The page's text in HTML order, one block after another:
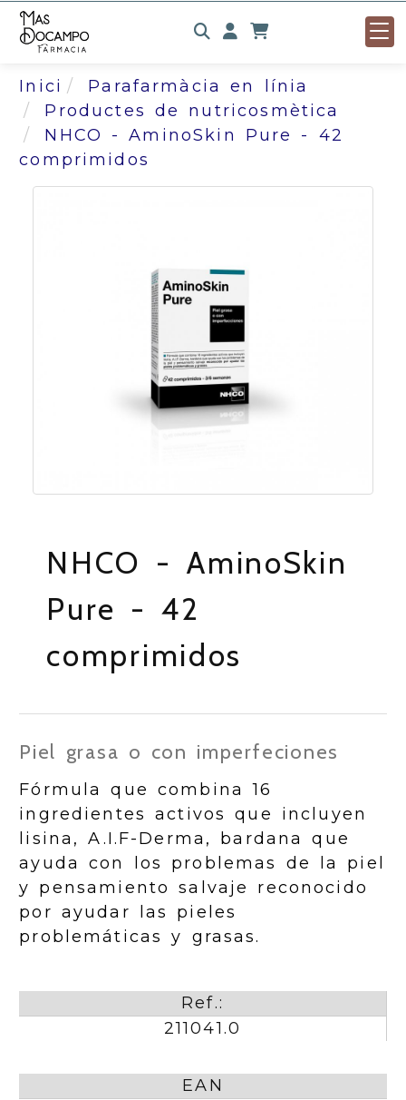
Identifícat
Inici
Parafarmàcia en línia
Productes de nutricosmètica
NHCO - AminoSkin Pure - 42
comprimidos
NHCO - AminoSkin
Pure - 42
comprimidos
Piel grasa o con imperfeciones
Fórmula que combina 16
ingredientes activos que incluyen
lisina, A.I.F-Derma, bardana que
ayuda con los problemas de la piel
y pensamiento salvaje reconocido
por ayudar las pieles
problemáticas y grasas.
Ref.:
211041.0
EAN